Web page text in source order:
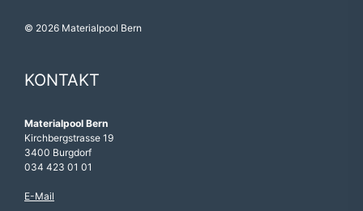
© 2026 Materialpool Bern
KONTAKT
Materialpool Bern
Kirchbergstrasse 19
3400 Burgdorf
034 423 01 01
E-Mail